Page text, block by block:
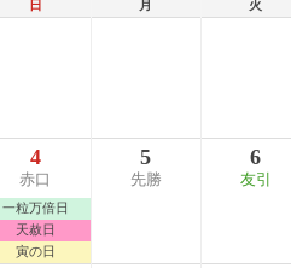
日 月 火
4
赤口
一粒万倍日
天赦日
寅の日
5
先勝
6
友引